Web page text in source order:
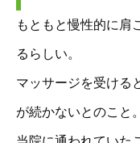
もともと慢性的に肩
るらしい。
マッサージを受ける
が続かないとのこと。